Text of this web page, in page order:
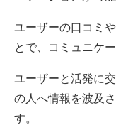
ユーザーの口コミ
とで、コミュニケ
ユーザーと活発に
の人へ情報を波及
す。